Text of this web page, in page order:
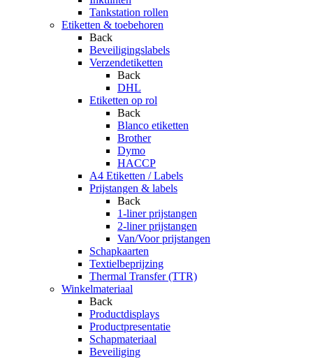
Tankstation rollen
Etiketten & toebehoren
Back
Beveiligingslabels
Verzendetiketten
Back
DHL
Etiketten op rol
Back
Blanco etiketten
Brother
Dymo
HACCP
A4 Etiketten / Labels
Prijstangen & labels
Back
1-liner prijstangen
2-liner prijstangen
Van/Voor prijstangen
Schapkaarten
Textielbeprijzing
Thermal Transfer (TTR)
Winkelmateriaal
Back
Productdisplays
Productpresentatie
Schapmateriaal
Beveiliging